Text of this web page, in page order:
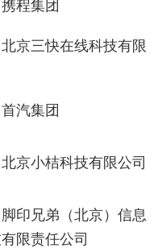
携程集团
北京三快在线科技有限
首汽集团
北京小桔科技有限公司
脚印兄弟（北京）信息
限责任公司